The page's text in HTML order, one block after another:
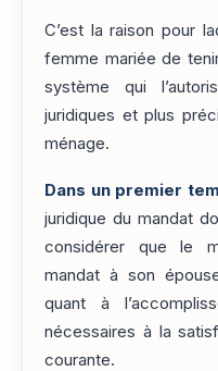
C’est la raison pour
femme mariée de
système qui
juridiques et plus
ménage.
Dans un premier
juridique du mandat
considérer que le
mandat à son
quant à
nécessaires à la
courante.